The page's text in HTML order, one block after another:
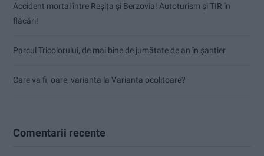
Accident mortal între Reșița și Berzovia! Autoturism și TIR în
flăcări!
Parcul Tricolorului, de mai bine de jumătate de an în șantier
Care va fi, oare, varianta la Varianta ocolitoare?
Comentarii recente